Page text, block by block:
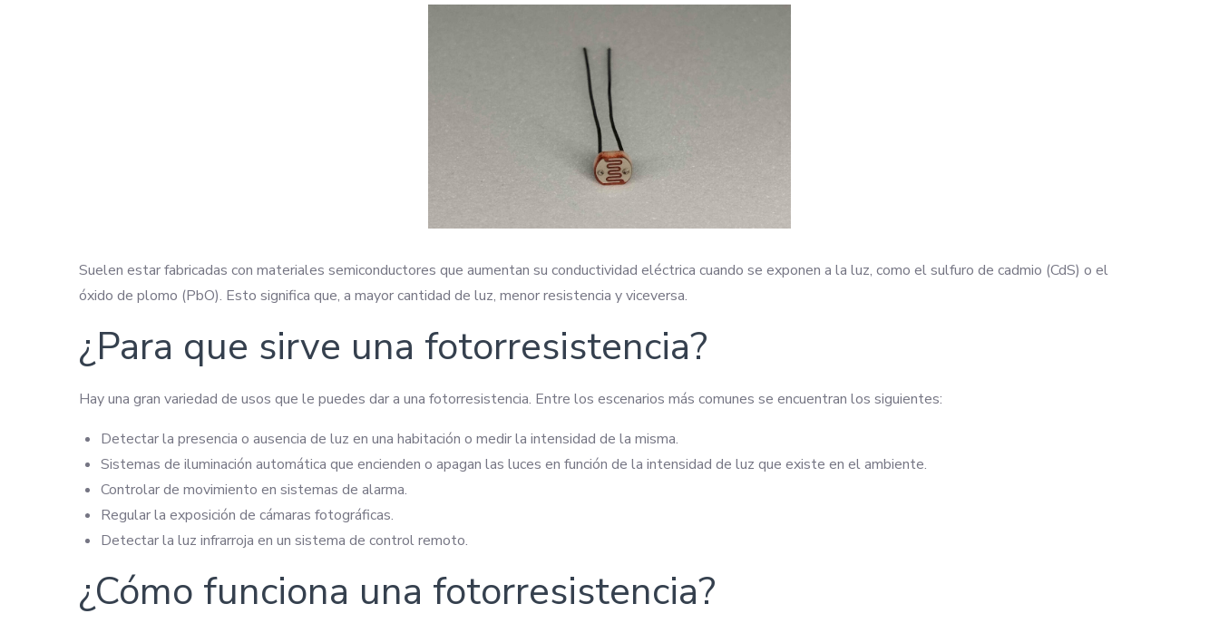
Suelen estar fabricadas con materiales semiconductores que aumentan su conductividad eléctrica cuando se exponen a la luz, como el sulfuro de cadmio (CdS) o el
óxido de plomo (PbO). Esto significa que, a mayor cantidad de luz, menor resistencia y viceversa.
¿Para que sirve una fotorresistencia?
Hay una gran variedad de usos que le puedes dar a una fotorresistencia. Entre los escenarios más comunes se encuentran los siguientes:
Detectar la presencia o ausencia de luz en una habitación o medir la intensidad de la misma.
Sistemas de iluminación automática que encienden o apagan las luces en función de la intensidad de luz que existe en el ambiente.
Controlar de movimiento en sistemas de alarma.
Regular la exposición de cámaras fotográficas.
Detectar la luz infrarroja en un sistema de control remoto.
¿Cómo funciona una fotorresistencia?